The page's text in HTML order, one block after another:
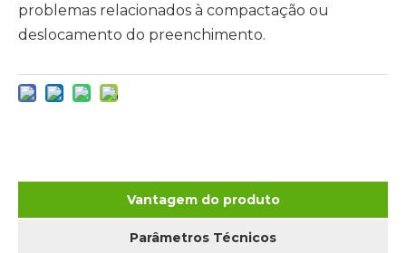
problemas relacionados à compactação ou
deslocamento do preenchimento.
Vantagem do produto
Parâmetros Técnicos